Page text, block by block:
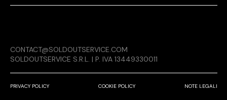
PRIVACY POLICY COOKIE POLICY NOTE LEGALI
CONTACT@SOLDOUTSERVICE.COM
SOLDOUTSERVICE S.R.L. | P. IVA 13449330011